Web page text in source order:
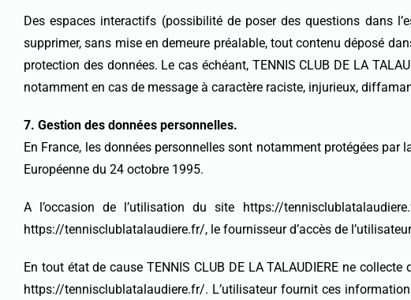
Des espaces interactifs (possibilité de poser des questions dans
supprimer, sans mise en demeure préalable, tout contenu déposé
protection des données. Le cas échéant, TENNIS CLUB DE LA
notamment en cas de message à caractère raciste, injurieux,
7. Gestion des données personnelles.
En France, les données personnelles sont notamment protégées
Européenne du 24 octobre 1995.
A l’occasion de l’utilisation du site https://
https://tennisclublatalaudiere.fr/, le fournisseur d’accès de
En tout état de cause TENNIS CLUB DE LA TALAUDIERE ne
https://tennisclublatalaudiere.fr/. L’utilisateur fournit ces